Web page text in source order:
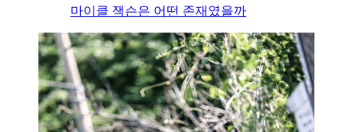
마이클 잭슨은 어떤 존재였을까